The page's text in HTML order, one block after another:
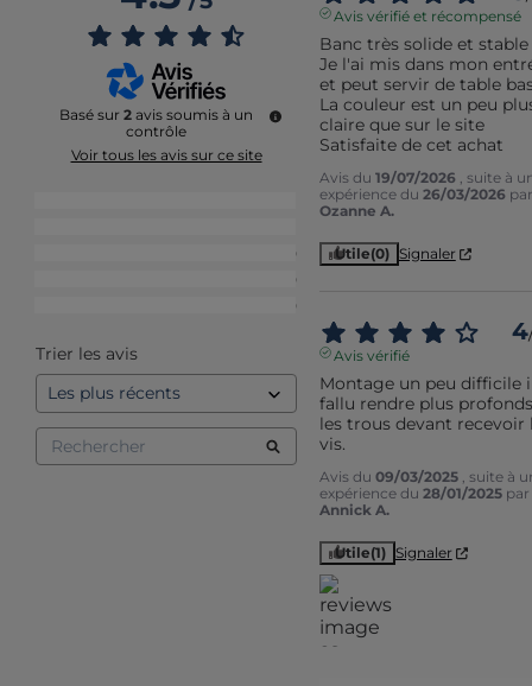
Basé sur 2 avis soumis à un
contrôle
Voir tous les avis sur ce site
0
0
0
Trier les avis
Avis vérifié et récompensé
Banc très solide et stable
Je l'ai mis dans mon
et peut servir de table
La couleur est un peu
claire que sur le site
Satisfaite de cet achat
Avis du 19/07/2026 , suite à
expérience du 26/03/2026 par
Ozanne A.
Utile(0) Signaler
4
Avis vérifié
Montage un peu difficile
fallu rendre plus profonds
les trous devant recevoir
vis.
Avis du 09/03/2025 , suite à
expérience du 28/01/2025 par
Annick A.
Utile(1) Signaler